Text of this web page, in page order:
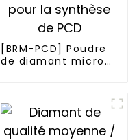
[BRM-PCD] Poudre
de diamant micron